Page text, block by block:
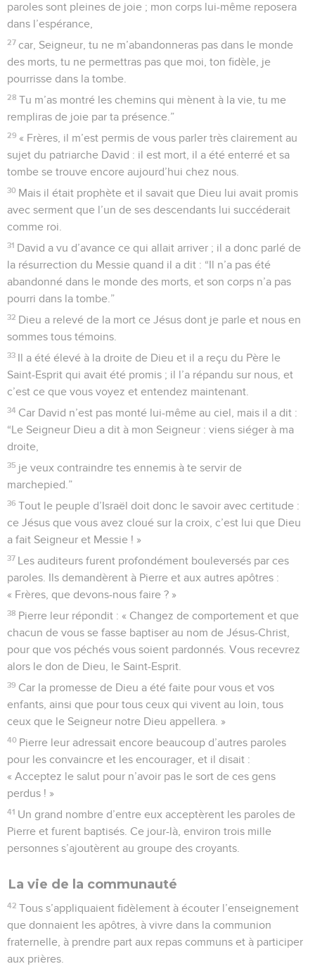
paroles sont pleines de joie ; mon corps lui-même reposera
dans l’espérance,
27 car, Seigneur, tu ne m’abandonneras pas dans le monde
des morts, tu ne permettras pas que moi, ton fidèle, je
pourrisse dans la tombe.
28 Tu m’as montré les chemins qui mènent à la vie, tu me
rempliras de joie par ta présence.”
29 « Frères, il m’est permis de vous parler très clairement au
sujet du patriarche David : il est mort, il a été enterré et sa
tombe se trouve encore aujourd’hui chez nous.
30 Mais il était prophète et il savait que Dieu lui avait promis
avec serment que l’un de ses descendants lui succéderait
comme roi.
31 David a vu d’avance ce qui allait arriver ; il a donc parlé de
la résurrection du Messie quand il a dit : “Il n’a pas été
abandonné dans le monde des morts, et son corps n’a pas
pourri dans la tombe.”
32 Dieu a relevé de la mort ce Jésus dont je parle et nous en
sommes tous témoins.
33 Il a été élevé à la droite de Dieu et il a reçu du Père le
Saint-Esprit qui avait été promis ; il l’a répandu sur nous, et
c’est ce que vous voyez et entendez maintenant.
34 Car David n’est pas monté lui-même au ciel, mais il a dit :
“Le Seigneur Dieu a dit à mon Seigneur : viens siéger à ma
droite,
35 je veux contraindre tes ennemis à te servir de
marchepied.”
36 Tout le peuple d’Israël doit donc le savoir avec certitude :
ce Jésus que vous avez cloué sur la croix, c’est lui que Dieu
a fait Seigneur et Messie ! »
37 Les auditeurs furent profondément bouleversés par ces
paroles. Ils demandèrent à Pierre et aux autres apôtres :
« Frères, que devons-nous faire ? »
38 Pierre leur répondit : « Changez de comportement et que
chacun de vous se fasse baptiser au nom de Jésus-Christ,
pour que vos péchés vous soient pardonnés. Vous recevrez
alors le don de Dieu, le Saint-Esprit.
39 Car la promesse de Dieu a été faite pour vous et vos
enfants, ainsi que pour tous ceux qui vivent au loin, tous
ceux que le Seigneur notre Dieu appellera. »
40 Pierre leur adressait encore beaucoup d’autres paroles
pour les convaincre et les encourager, et il disait :
« Acceptez le salut pour n’avoir pas le sort de ces gens
perdus ! »
41 Un grand nombre d’entre eux acceptèrent les paroles de
Pierre et furent baptisés. Ce jour-là, environ trois mille
personnes s’ajoutèrent au groupe des croyants.
La vie de la communauté
42 Tous s’appliquaient fidèlement à écouter l’enseignement
que donnaient les apôtres, à vivre dans la communion
fraternelle, à prendre part aux repas communs et à participer
aux prières.